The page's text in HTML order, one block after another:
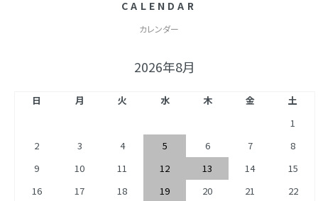
CALENDAR
カレンダー
2026年8月
日 月 火 水 木 金
土
1
2
3 4 5 6 7
8
9
10 11 12 13 14
15
16
17 18 19 20 21
22